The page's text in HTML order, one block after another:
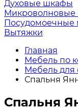
Духовые шкафы
Микроволновые
Вытяжки
Главная
Мебель по
Мебель для
Спальня
Спальня